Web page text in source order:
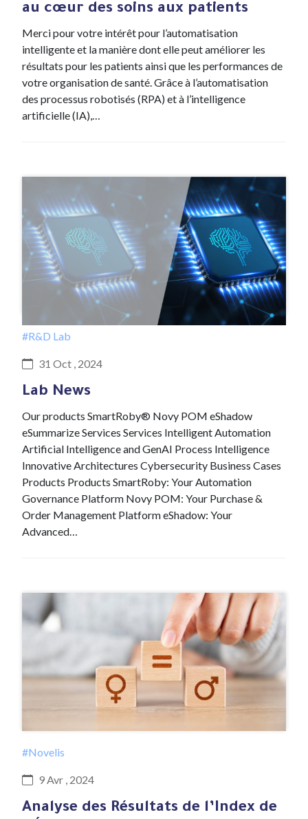
au cœur des soins aux patients
Merci pour votre intérêt pour l’automatisation
intelligente et la manière dont elle peut améliorer les
résultats pour les patients ainsi que les performances de
votre organisation de santé. Grâce à l’automatisation
des processus robotisés (RPA) et à l’intelligence
artificielle (IA),…
#R&D Lab
31 Oct , 2024
Lab News
Our products SmartRoby® Novy POM eShadow
eSummarize Services Services Intelligent Automation
Artificial Intelligence and GenAI Process Intelligence
Innovative Architectures Cybersecurity Business Cases
Products Products SmartRoby: Your Automation
Governance Platform Novy POM: Your Purchase &
Order Management Platform eShadow: Your
Advanced…
#Novelis
9 Avr , 2024
Analyse des Résultats de l’Index de